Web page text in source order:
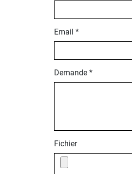
Email *
Demande *
Fichier